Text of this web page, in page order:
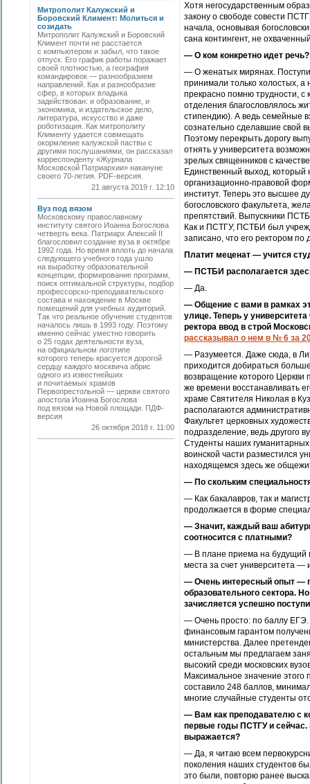
Митрополит Калужский и
Боровский Климент: Молиться и
созидать
Митрополит Калужский и Боровский
Климент почти не расстается
с компьютером и забыл, что такое
отпуск. Его график работы поражает
своей плотностью, а география
командировок — разнообразием
направлений. Как и разнообразие
сфер, в которых владыка
задействован: и образование, и
экономика, и издательское дело,
литература, искусство и даже
роботизация. Как митрополиту
Клименту удается совмещать
окормление калужской паствы с
другими послушаниями, он рассказал
корреспонденту «Журнала
Московской Патриархии» накануне
своего 70-летия. PDF-версия.
21 августа 2019 г. 12:10
Вуз под вязом
Московскому православному
институту святого Иоанна Богослова
четверть века. Патриарх Алексий II
благословил создание вуза в октяб­ре
1992 года. Но время вплоть до начала
следующего учебного года ушло
на выработку образовательной
концепции, формирование программ,
поиск оптимальной структуры, подбор
профессорско-преподавательского
состава и нахождение в Москве
помещений для учебных аудиторий.
Так что реальное обучение студентов
началось лишь в 1993 году. Поэтому
именно сейчас уместно говорить
о 25 годах деятельности вуза,
на официальном логотипе
которого теперь красуется дорогой
сердцу каждого москвича абрис
одного из известнейших
и почитаемых храмов
Первопрестольной — церкви святого
апостола Иоанна Богослова
под вязом на Новой площади. ПДФ-
версия
26 октября 2018 г. 11:00
Хотя негосударственным
закону о свободе совести
начала, основывая
сана контингент, не
— О ком конкретно идет речь?
— О женатых мирянах.
принимали только холостых,
прекрасно помню трудности, с
отделения благословлялось
стипендию). А ведь семейные
сознательно сделавшие свой
Поэтому перекрыть дорогу
отнять у университета
зрелых священников с
Единственный выход, который
организационно-правовой
институт. Теперь это высшее
богословского факультета,
препятствий. Выпускники
Как и ПСТГУ, ПСТБИ был
записано, что его ректором
Платит меценат — учится
— ПСТБИ располагается
— Да.
— Общение с вами в рамках
улице. Теперь у
ректора ввод в строй
рассказывал о нем в № 6 за
— Разумеется. Даже сюда, в
приходится добираться
возвращение которого Церкви
же времени восстанавливать
храме Святителя Николая в
располагаются
Факультет церковных
подразделение, ведь другого
Студенты наших
воинской части разместился
находящемся здесь же
— По скольким
— Как бакалавров, так и
продолжается в форме
— Значит, каждый ваш
соотносится с платными?
— В плане приема на будущий
места за счет университета —
— Очень интересный опыт —
образовательного сектора.
зачисляется успешно
— Очень просто: по баллу
финансовым гарантом
министерства. Далее
остальным мы предлагаем
высокий среди мос­ковских
Максимальное значение
составило 248 баллов,
многие случайные студенты
— Вам как преподавателю с
первые годы ПСТГУ и сейчас.
выражается?
— Да, я читаю всем
поколения наших студентов
это были, повторю ранее